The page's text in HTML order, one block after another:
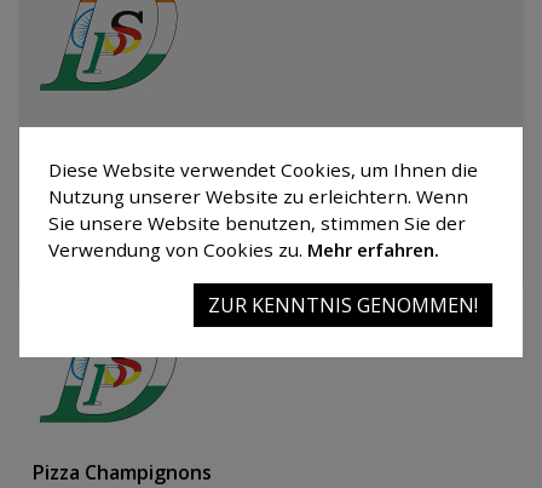
Diese Website verwendet Cookies, um Ihnen die
Nutzung unserer Website zu erleichtern. Wenn
Sie unsere Website benutzen, stimmen Sie der
Verwendung von Cookies zu. Mehr erfahren.
ZUR KENNTNIS GENOMMEN!
Tomatensoße mit Parmesan
10,00 EUR
(inkl. 7% Mwst.)
Pizza Champignons